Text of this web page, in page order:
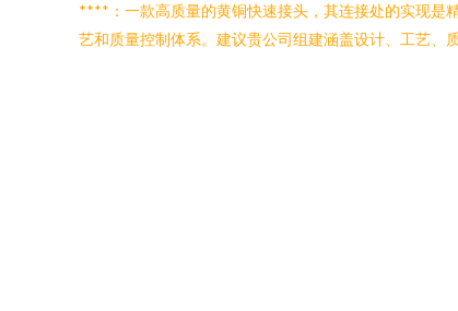
****：一款高质量的黄铜快速接头，其连接处的实现是
艺和质量控制体系。建议贵公司组建涵盖设计、工艺、